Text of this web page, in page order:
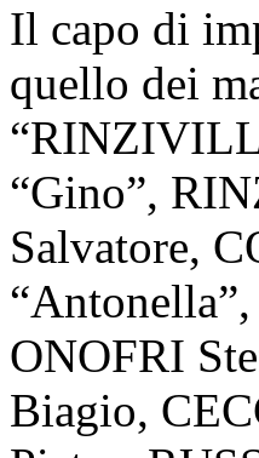
Il capo di
quello dei
“Gino”,
Salvatore,
ONOFRI
Biagio,